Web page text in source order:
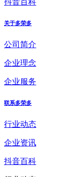
关于多荣多
公司简介
企业理念
企业服务
联系多荣多
行业动态
企业资讯
抖音百科